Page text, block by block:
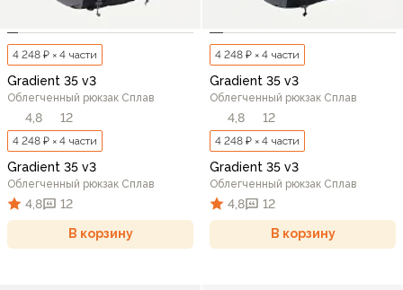
4 248 ₽ × 4 части
Gradient 35 v3
Облегченный рюкзак Сплав
4,8 12
4 248 ₽ × 4 части
Gradient 35 v3
Облегченный рюкзак Сплав
4,8 12
В корзину
4 248 ₽ × 4 части
Gradient 35 v3
Облегченный рюкзак Сплав
4,8 12
4 248 ₽ × 4 части
Gradient 35 v3
Облегченный рюкзак Сплав
4,8 12
В корзину